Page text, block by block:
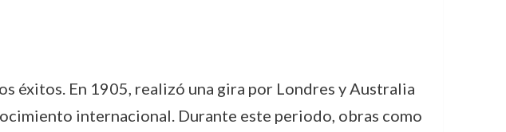
éxitos. En 1905, realizó una gira por Londres y Australia
internacional. Durante este periodo, obras como